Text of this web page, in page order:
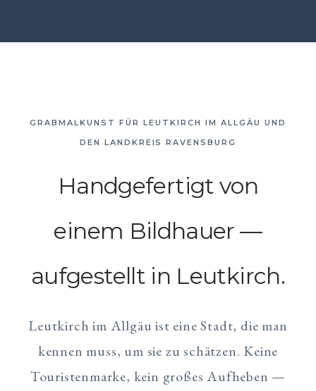
GRABMALKUNST FÜR LEUTKIRCH IM ALLGÄU UND
DEN LANDKREIS RAVENSBURG
Handgefertigt von
einem Bildhauer —
aufgestellt in Leutkirch.
Leutkirch im Allgäu ist eine Stadt, die man
kennen muss, um sie zu schätzen. Keine
Touristenmarke, kein großes Aufheben —